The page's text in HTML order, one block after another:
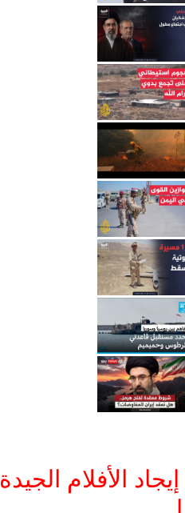
الأفلام الجيدة